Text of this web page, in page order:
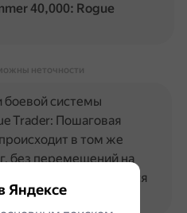
40,000: Rogue
неточности
боевой системы
Trader: Пошаговая
в том же
без перемещений на
ходов определяется
и…
Яндексе